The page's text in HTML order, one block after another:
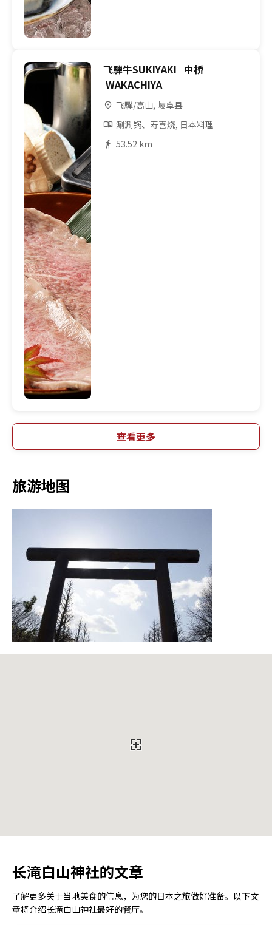
飞騨牛SUKIYAKI 中桥
WAKACHIYA
飞驒/高山, 岐阜县
涮涮锅、寿喜烧, 日本料理
53.52 km
查看更多
旅游地图
长滝白山神社的文章
了解更多关于当地美食的信息，为您的日本之旅做好准备。以下文
章将介绍长滝白山神社最好的餐厅。